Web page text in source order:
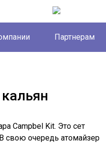
Партнерам
Campbel Kit. Это сет
свою очередь атомайзер